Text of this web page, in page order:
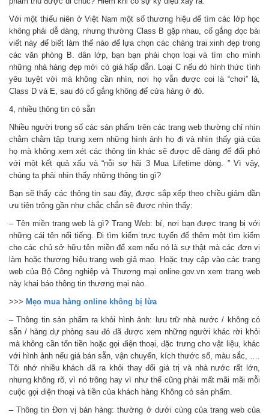
Với một thiếu niên ở Việt Nam một số thương hiệu để tìm các lớp học
không phải dễ dàng, nhưng thường Class B gặp nhau, cố gắng đọc bài
viết này để biết làm thế nào để lựa chọn các chàng trai xinh đẹp trong
các văn phòng B. dân lớp, bạn bạn phải chọn loại và tìm cho mình
những nhà hàng đẹp mới có giá hấp dẫn. Loại C nếu đó hình thức tình
yêu tuyệt vời mà không cần nhìn, nơi họ vẫn được coi là “chơi” là,
Class D và E, sau đó cố gắng không để cửa hàng ở đó.
4, nhiều thông tin có sẵn
Nhiều người trong số các sản phẩm trên các trang web thường chỉ nhìn
chằm chằm tập trung xem những hình ảnh họ đi và nhìn thấy giá của
họ mà không xem xét các thông tin khác sẽ được dễ dàng để đối phó
với một kết quả xấu và “nỗi sợ hãi 3 Mua Lifetime dòng. ” Vì vậy,
chúng ta phải nhìn thấy những thông tin gì?
Bạn sẽ thấy các thông tin sau đây, được sắp xếp theo chiều giảm dần
ưu tiên trông gần như chắc chắn sẽ được nhìn thấy:
– Tên miền trang web là gì? Trang Web: bí, nơi bạn được trang bị với
những cái tên nổi tiếng. Đi tìm kiếm trực tuyến để thêm một tìm kiếm
cho các chủ sở hữu tên miền để xem nếu nó là sự thật mà các đơn vị
làm hoặc thương hiệu trang web giả mạo. Hoặc truy cập vào các trang
web của Bộ Công nghiệp và Thương mại online.gov.vn xem trang web
này khai báo thông tin thương mại nào.
>>> Mẹo mua hàng online không bị lừa
– Thông tin sản phẩm ra khỏi hình ảnh: lưu trữ nhà nước / không có
sẵn / hàng dự phòng sau đó đã được xem những người khác rời khỏi
mà không cần tốn tiền hoặc gọi điện thoại, đặc trưng cho vật liệu, khác
với hình ảnh nếu giá bán sẵn, vận chuyển, kích thước số, màu sắc, ….
Tôi nhớ nhiều khách đã ra khỏi thay đổi giá trị và nhà nước rất lớn,
nhưng không rõ, vì nó trông hay vì như thế cũng phải mất mãi mãi mỗi
cuộc gọi điện thoại và tiền của khách hàng Không có sản phẩm.
– Thông tin Đơn vị bán hàng: thường ở dưới cùng của trang web của